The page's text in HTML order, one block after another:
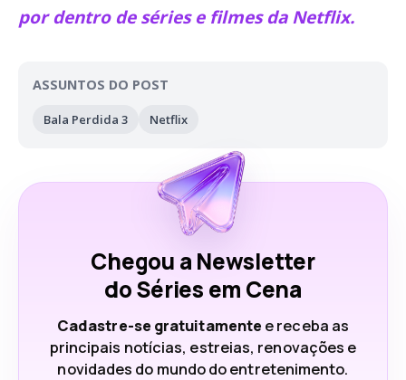
por dentro de séries e filmes da Netflix.
ASSUNTOS DO POST
Bala Perdida 3 Netflix
Chegou a Newsletter
do Séries em Cena
Cadastre-se gratuitamente e receba as
principais notícias, estreias, renovações e
novidades do mundo do entretenimento.